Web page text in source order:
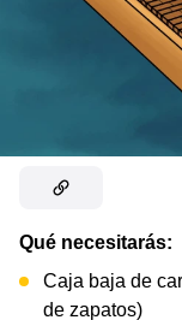
Qué necesitarás:
Caja baja de
de zapatos)